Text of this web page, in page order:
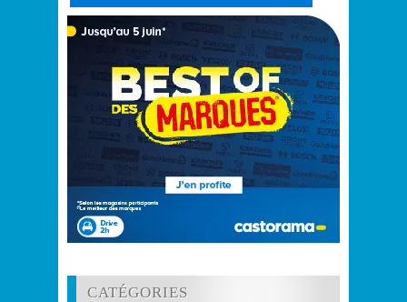
CATÉGORIES